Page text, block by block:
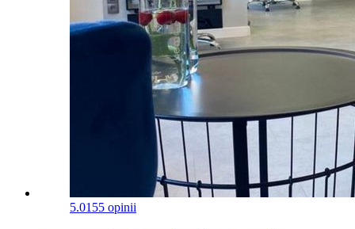
5.0155 opinii